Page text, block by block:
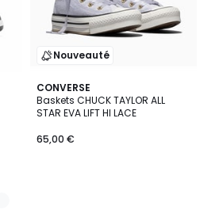
Nouveauté
CONVERSE
Baskets CHUCK TAYLOR ALL
STAR EVA LIFT HI LACE
65,00 €